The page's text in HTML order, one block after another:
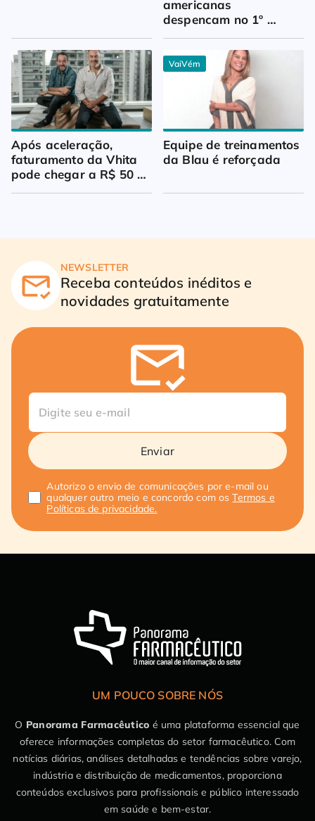
americanas
despencam no 1º
Após aceleração,
faturamento da Vhita
pode chegar a R$ 50
milhões
VaiVém
Equipe de treinamentos
da Blau é reforçada
NEWSLETTER
Receba conteúdos inéditos e
novidades gratuitamente
Enviar
Autorizo o envio de comunicações por e-mail ou
qualquer outro meio e concordo com osTermos e
Políticas de privacidade.
UM POUCO SOBRE NÓS
O Panorama Farmacêutico é uma plataforma essencial que
oferece informações completas do setor farmacêutico. Com
notícias diárias, análises detalhadas e tendências sobre varejo,
indústria e distribuição de medicamentos, proporciona
conteúdos exclusivos para profissionais e público interessado
em saúde e bem-estar.